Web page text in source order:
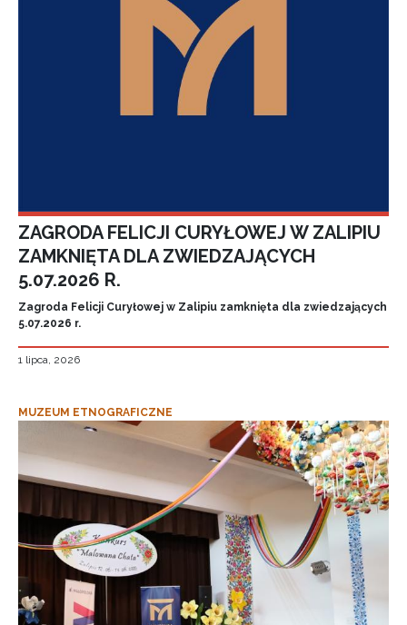
ZAGRODA FELICJI CURYŁOWEJ W ZALIPIU
ZAMKNIĘTA DLA ZWIEDZAJĄCYCH
5.07.2026 R.
Zagroda Felicji Curyłowej w Zalipiu zamknięta dla zwiedzających
5.07.2026 r.
1 lipca, 2026
MUZEUM ETNOGRAFICZNE